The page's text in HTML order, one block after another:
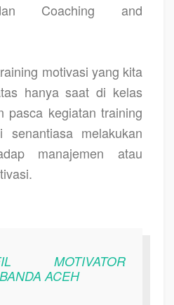
Coaching and
motivasi yang kita
hanya saat di kelas
pasca kegiatan training
melakukan
manajemen atau
MOTIVATOR
ACEH